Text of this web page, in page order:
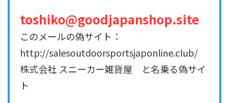
toshiko@goodjapanshop.site
このメールの偽サイト：
http://salesoutdoorsportsjaponline.club/
株式会社 スニーカー雑貨屋 と名乗る偽サイ
ト